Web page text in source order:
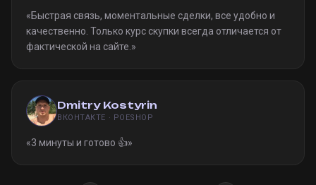
«Быстрая связь, моментальные сделки, все удобно и
качественно. Только курс скупки всегда отличается от
фактической на сайте. »
Dmitry Kostyrin
ВКОНТАКТЕ · POESHOP
«3 минуты и готово 👍»